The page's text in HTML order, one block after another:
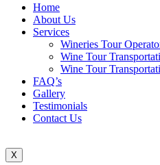
Home
About Us
Services
Wineries Tour
Wine Tour
Wine Tour
FAQ’s
Gallery
Testimonials
Contact Us
X